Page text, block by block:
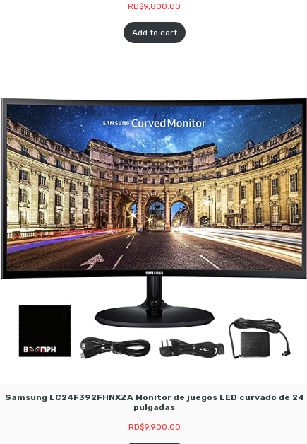
RD$9,800.00
Add to cart
Samsung LC24F392FHNXZA Monitor de juegos LED curvado de 24
pulgadas
RD$9,900.00